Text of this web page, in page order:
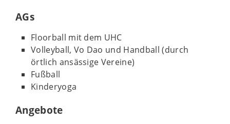
AGs
Floorball mit dem UHC
Volleyball, Vo Dao und Handball (durch
örtlich ansässige Vereine)
Fußball
Kinderyoga
Angebote